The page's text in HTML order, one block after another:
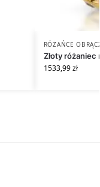
RÓŻAŃCE
Złoty różaniec
1533,99zł